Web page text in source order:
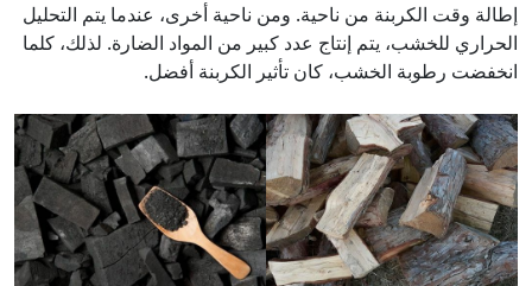
إطالة وقت الكربنة من ناحية. ومن ناحية أخرى، عندما يتم التحليل
الحراري للخشب، يتم إنتاج عدد كبير من المواد الضارة. لذلك، كلما
انخفضت رطوبة الخشب، كان تأثير الكربنة أفضل.